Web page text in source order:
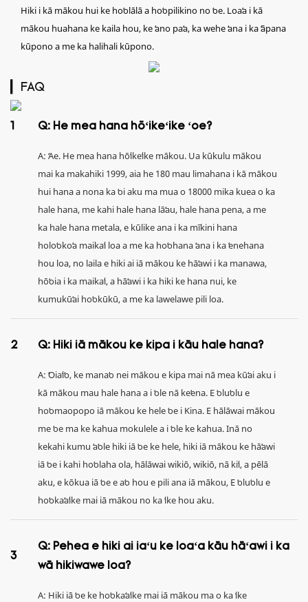
Hiki i kā mākou hui ke hoʻolālā a hoʻopilikino no ʻoe. Loaʻa i kā
mākou huahana ke kaila hou, ke ʻano paʻa, ka wehe ʻana i ka ʻāpana
kūpono a me ka halihali kūpono.
▎FAQ
Q: He mea hana hōʻikeʻike ʻoe?
A: ʻAe. He mea hana hōʻikeʻike mākou. Ua kūkulu mākou
mai ka makahiki 1999, aia he 180 mau limahana i kā mākou
hui hana a nona ka ʻoi aku ma mua o 18000 mika kuea o ka
hale hana, me kahi hale hana lāʻau, hale hana pena, a me
ka hale hana metala, e kūlike ana i ka mīkini hana
holoʻokoʻa maikaʻi loa a me ka hoʻohana ʻana i ka ʻenehana
hou loa, no laila e hiki ai iā mākou ke hāʻawi i ka manawa,
hōʻoia i ka maikaʻi, a hāʻawi i ka hiki ke hana nui, ke
kumukūʻai hoʻokūkū, a me ka lawelawe pili loa.
2 Q: Hiki iā mākou ke kipa i kāu hale hana?
A: ʻOiaʻiʻo, ke manaʻo nei mākou e kipa mai nā mea kūʻai aku i
kā mākou mau hale hana a i ʻole nā ​​keʻena. E ʻoluʻolu e
hoʻomaopopo iā mākou ke hele ʻoe i Kina. E hālāwai mākou
me ʻoe ma ke kahua mokulele a i ʻole ke kahua. Inā no
kekahi kumu ʻaʻole hiki iā ʻoe ke hele, hiki iā mākou ke hāʻawi
iā ʻoe i kahi hoʻolaha ola, hālāwai wikiō, wikiō, nā kiʻi, a pēlā
aku, e kōkua iā ʻoe e aʻo hou e pili ana iā mākou, E ʻoluʻolu e
hoʻokaʻaʻike mai iā mākou no ka ʻike hou aku.
3
Q: Pehea e hiki ai iaʻu ke loaʻa kāu hāʻawi i ka
wā hikiwawe loa?
A: Hiki iā ʻoe ke hoʻokaʻaʻike mai iā mākou ma o ka ʻike